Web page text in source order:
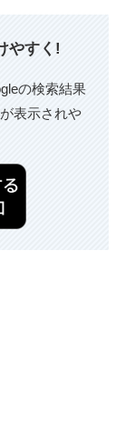
やすく!
の検索結果
表示されや